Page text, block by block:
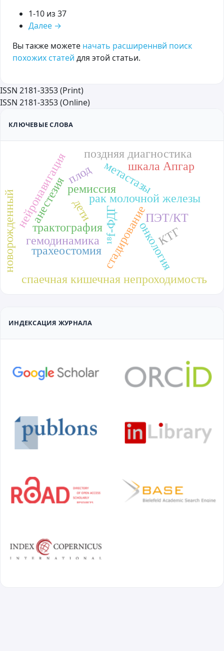
1-10 из 37
Далее →
Вы также можете начать расширеннвй поиск
похожих статей для этой статьи.
ISSN 2181-3353 (Print)
ISSN 2181-3353 (Online)
КЛЮЧЕВЫЕ СЛОВА
рак молочной железы
ПЭТ/КТ
¹⁸f-ФДГ
метастазы
стадированиеонкология
трактография
нейронавигациядети
спаечная кишечная непроходимость
поздняя диагностика
ремиссия
плод
новорожденный
шкала Апгар
КТГ
гемодинамика
анестезия
трахеостомия
ИНДЕКСАЦИЯ ЖУРНАЛА